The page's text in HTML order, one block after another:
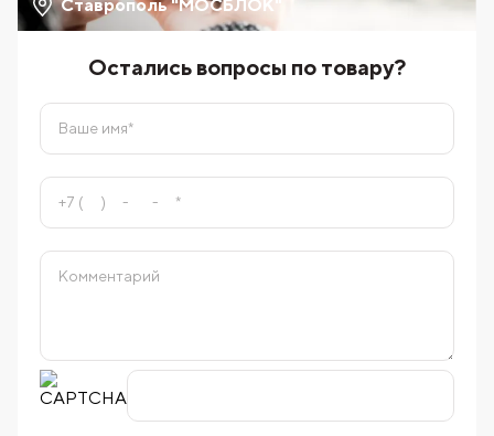
Ставрополь "МОСБЛОК"
Остались вопросы по товару?